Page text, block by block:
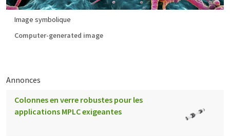
Image symbolique
Computer-generated image
Annonces
Colonnes en verre robustes pour les
applications MPLC exigeantes